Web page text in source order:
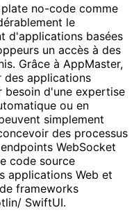
no-code comme
le
d'applications basées
un accès à des
Grâce à AppMaster,
applications
besoin d'une expertise
ou en
simplement
des processus
WebSocket
code source
applications Web et
frameworks
SwiftUI.